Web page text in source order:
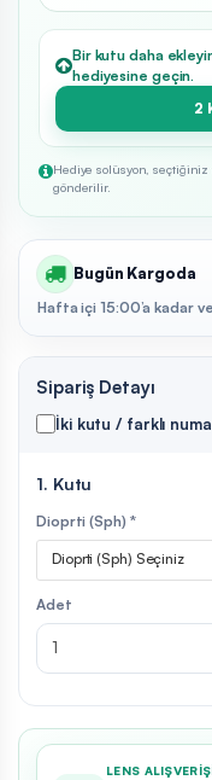
Bir kutu daha
hediyesine geçin.
2
Hediye solüsyon,
gönderilir.
Bugün Kargoda
Hafta içi 15:00’a kadar
Sipariş Detayı
İki kutu / farklı
1. Kutu
Dioprti (Sph) *
Dioprti (Sph) Seçiniz
Adet
LENS